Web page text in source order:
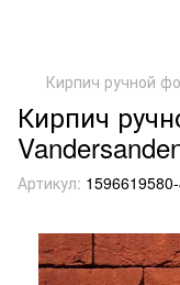
Кирпич ручной
Кирпич
Артикул: